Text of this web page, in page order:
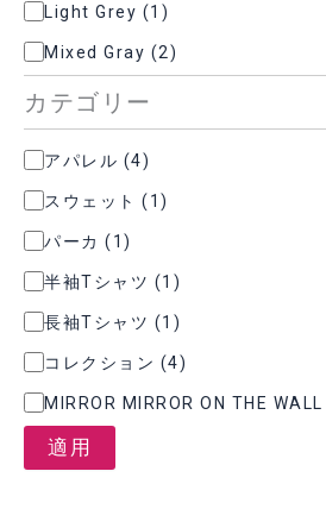
Light Grey (1 )
Mixed Gray (2)
カテゴリー
カ
ー
アパレル (4)
スウェット (1 )
パーカ (1 )
半袖Tシャツ (1 )
長袖Tシャツ (1 )
コレクション (4)
MIRROR MIRROR ON THE WALL
適用